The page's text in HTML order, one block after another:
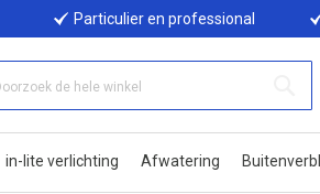
Particulier en professional
in-lite verlichting Afwatering